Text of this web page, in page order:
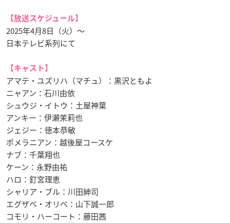
【放送スケジュール】
2025年4月8日（火）～
日本テレビ系列にて
【キャスト】
アマテ・ユズリハ（マチュ）：黒沢ともよ
ニャアン：石川由依
シュウジ・イトウ：土屋神葉
アンキー：伊瀬茉莉也
ジェジー：徳本恭敏
ポメラニアン：越後屋コースケ
ナブ：千葉翔也
ケーン：永野由祐
ハロ：釘宮理恵
シャリア・ブル：川田紳司
エグザベ・オリベ：山下誠一郎
コモリ・ハーコート：藤田茜